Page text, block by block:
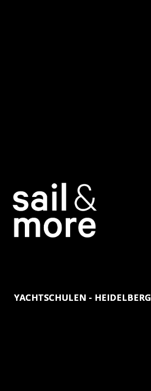
YACHTSCHULEN - HEIDELBERG